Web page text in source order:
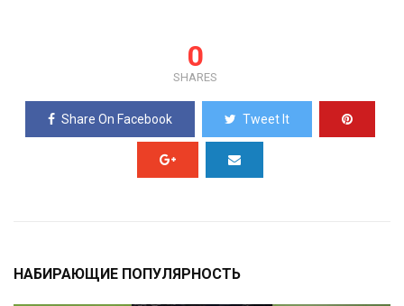
0
SHARES
Share On Facebook Tweet It
НАБИРАЮЩИЕ ПОПУЛЯРНОСТЬ